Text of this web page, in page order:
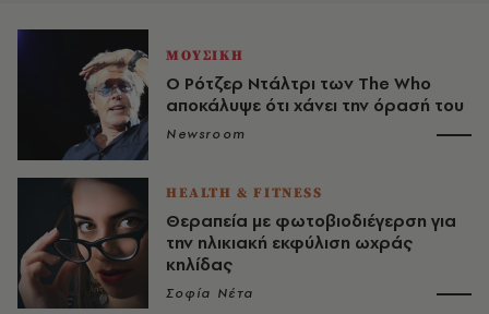
ΜΟΥΣΙΚΗ
Ο Ρότζερ Ντάλτρι των The Who
αποκάλυψε ότι χάνει την όρασή του
Newsroom
HEALTH & FITNESS
Θεραπεία με φωτοβιοδιέγερση για
την ηλικιακή εκφύλιση ωχράς
κηλίδας
Σοφία Νέτα